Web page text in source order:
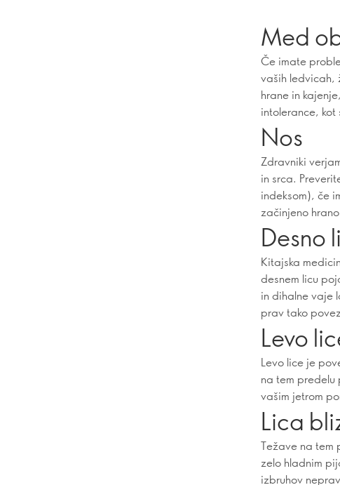
Med
Če imate
vaših ledvicah,
hrane in
intolerance, kot
Nos
Zdravniki
in srca.
indeksom), če
začinjeno
Desno
Kitajska
desnem licu
in dihalne vaje
prav tako
Levo
Levo lice je
na tem
vašim jetrom
Lica
Težave na tem
zelo hladnim
izbruhov